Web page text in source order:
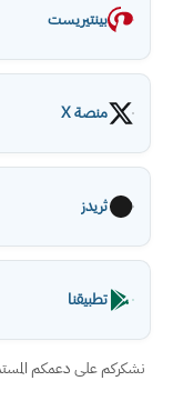
بينتيريست
منصة X
ثريدز
تطبيقنا
نشكركم على دعمكم